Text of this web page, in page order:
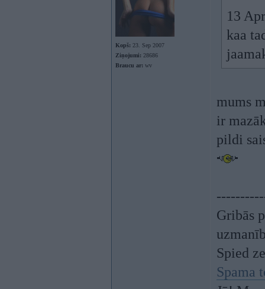
Kopš: 23. Sep 2007
Ziņojumi: 28686
Braucu ar: wv
13
kaa
mums
ir
pildi
Gribās
Spied
Spama